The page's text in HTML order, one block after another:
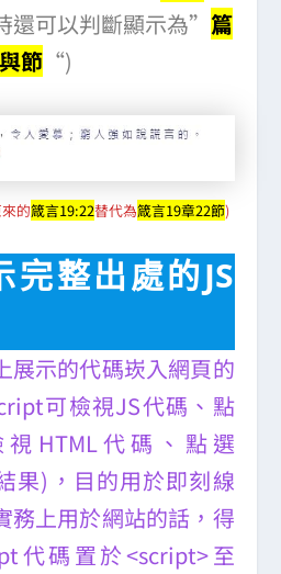
還可以判斷顯示為” 篇
與節“)
的箴言19:22替代為箴言19章22節)
完整出處的JS
示的代碼崁入網頁的
可檢視JS代碼、點
HTML代碼、點選
果)，目的用於即刻線
務上用於網站的話，得
代碼置於<script>至